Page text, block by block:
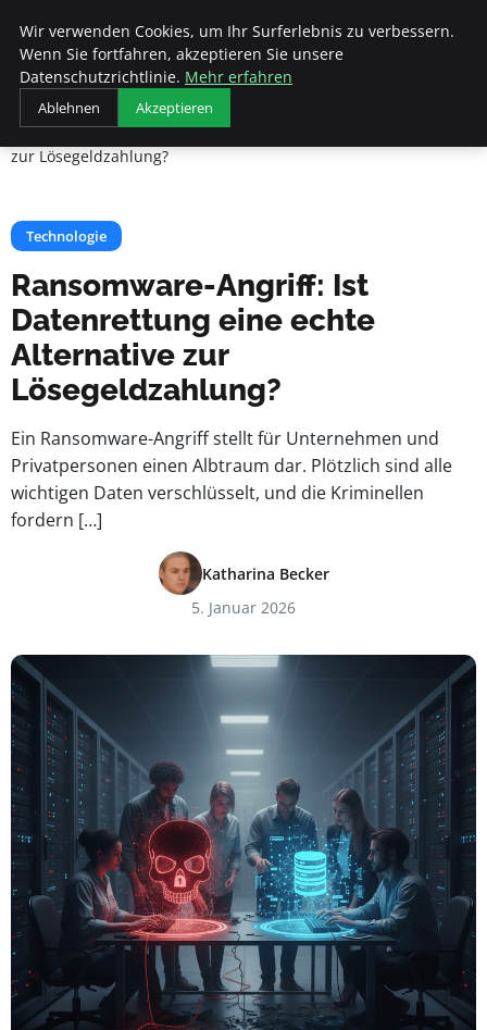
Veranstaltungen
Fds
Startseite
Technologie
Ransomware-Angriff: Ist Datenrettung eine echte Alternative
zur Lösegeldzahlung?
Technologie
Ransomware-Angriff: Ist
Datenrettung eine echte
Alternative zur
Lösegeldzahlung?
Ein Ransomware-Angriff stellt für Unternehmen und
Privatpersonen einen Albtraum dar. Plötzlich sind alle
wichtigen Daten verschlüsselt, und die Kriminellen
fordern […]
Katharina Becker
5. Januar 2026
Wir verwenden Cookies, um Ihr Surferlebnis zu verbessern.
Wenn Sie fortfahren, akzeptieren Sie unsere
Datenschutzrichtlinie. Mehr erfahren
Ablehnen Akzeptieren